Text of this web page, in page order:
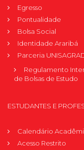
Egresso
Pontualidade
Bolsa Social
Identidade Araribá
Parceria
Regulamento
de Bolsas de Estudo
ESTUDANTES E
Calendário
Acesso Restrito